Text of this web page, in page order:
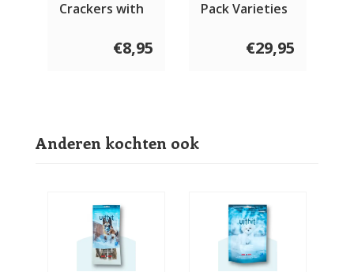
Crackers with
€8,95
Pack Varieties
€29,95
Anderen kochten ook